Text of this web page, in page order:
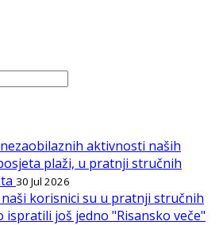
aktivnosti naših
plaži, u pratnji stručnih
30 Jul 2026
korisnici su u pratnji stručnih
još jedno "Risansko veče"